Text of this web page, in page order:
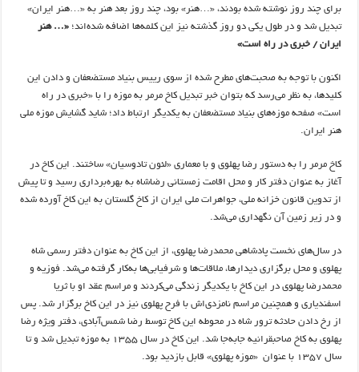
برای چند روز نوشته شده بودند، «…هنر» بود، چند روز بعد هنر به «…هنر ایران»
تبدیل شد و در طول یکی دو روز گذشته نیز این کلمه‌ها اضافه شده‌اند؛«… هنر
ایران / خبری در راه است»
اکنون با توجه به صحبت‌های مطرح شده از سوی رییس بنیاد مستضعفان و دادن این
کلیدها، به نظر می‌رسد که بتوان خبر تبدیل کاخ مرمر به موزه را با «خبری در راه
است» صفحه موزه‌های بنیاد مستضعفان به یکدیگر ارتباط داد؛ شاید گشایش موزه ملی
هنر ایران.
کاخ مرمر را به دستور رضا پهلوی و با معماری «لئون تادوسیان» ساختند. این کاخ در
آغاز به عنوان دفتر کار و محل اقامت زمستانی رضاشاه به بهره‌برداری رسید و تا پیش
از تدوین قانون خزانه ملی، جواهرات ملی ایران از کاخ گلستان به این کاخ آورده شده
و در زیر زمین آن نگهداری می‌شد.
در سال‌های نخست پادشاهی محمدرضا پهلوی، از این کاخ به عنوان دفتر رسمی شاه
پهلوی و محل برگزاری دیدارها، ملاقات‌ها و شرفیابی‌ها به‌کار گرفته می‌شد. فوزیه و
محمدرضا پهلوی در این کاخ با یکدیگر زندگی می‌کردند و مراسم عقد او با ثریا
اسفندیاری و همچنین مراسم نامزدی‌اش با فرح پهلوی نیز در این کاخ برگزار شد. پس
از رخ دادن حادثه ترور شاه در محوطه این کاخ توسط رضا شمس‌آبادی، دفتر ویژه رضا
پهلوی به کاخ صاحبقرانیه جابه‌جا شد. این کاخ در سال ۱۳۵۵ به موزه تبدیل شد و تا
سال ۱۳۵۷ با عنوان «موزه پهلوی» قابل بازدید بود.